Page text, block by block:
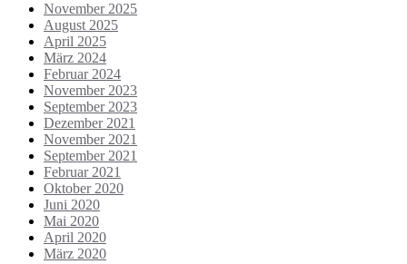
November 2025
August 2025
April 2025
März 2024
Februar 2024
November 2023
September 2023
Dezember 2021
November 2021
September 2021
Februar 2021
Oktober 2020
Juni 2020
Mai 2020
April 2020
März 2020